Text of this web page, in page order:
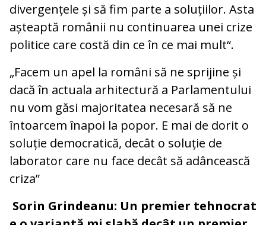
divergențele și să fim parte a soluțiilor. Asta
așteaptă românii nu continuarea unei crize
politice care costă din ce în ce mai mult“.
„Facem un apel la români să ne sprijine și
dacă în actuala arhitectură a Parlamentului
nu vom găsi majoritatea necesară să ne
întoarcem înapoi la popor. E mai de dorit o
soluție democratică, decât o soluție de
laborator care nu face decât să adâncească
criza”
Sorin Grindeanu: Un premier tehnocrat